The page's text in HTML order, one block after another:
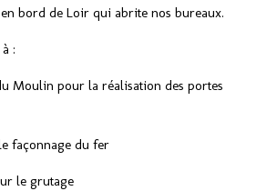
bord de Loir qui abrite nos bureaux.
:
Moulin pour la réalisation des portes
façonnage du fer
le grutage